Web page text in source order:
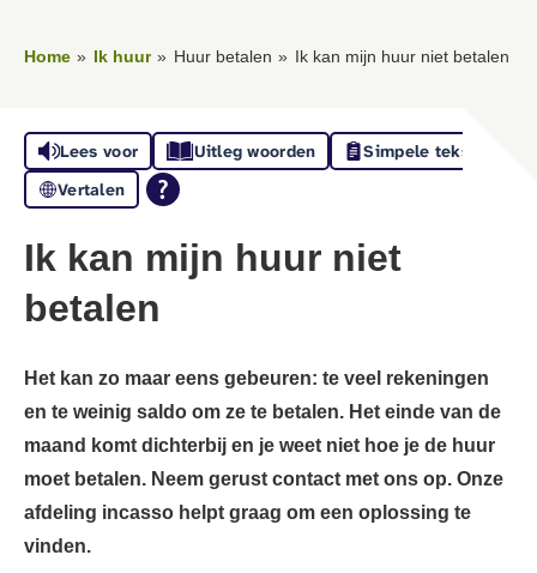
Home Ik huur Huur betalen Ik kan mijn huur niet betalen
Lees voor Uitleg woorden
Simpele tekst
Vertalen
Ik kan mijn huur niet
betalen
Het kan zo maar eens gebeuren: te veel rekeningen
en te weinig saldo om ze te betalen. Het einde van de
maand komt dichterbij en je weet niet hoe je de huur
moet betalen. Neem gerust contact met ons op. Onze
afdeling incasso helpt graag om een oplossing te
vinden.